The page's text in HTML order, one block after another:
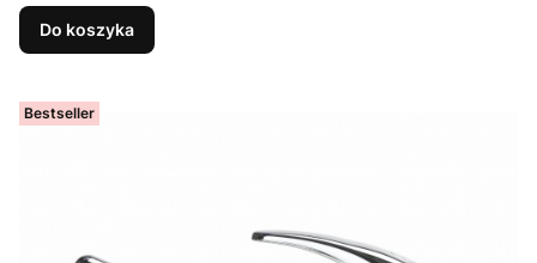
Do koszyka
Bestseller